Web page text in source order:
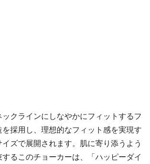
クラインにしなやかにフィットするフ
採用し、理想的なフィット感を実現す
ズで展開されます。肌に寄り添うよう
るこのチョーカーは、「ハッピーダイ